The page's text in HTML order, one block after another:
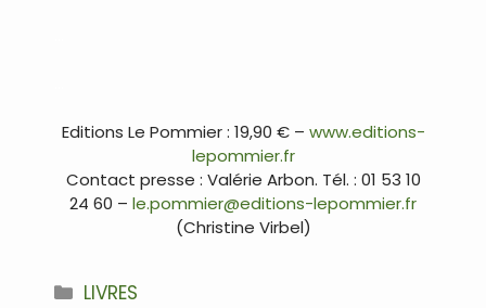
Editions Le Pommier : 19,90 € – www.editions-
lepommier.fr
Contact presse : Valérie Arbon. Tél. : 01 53 10
24 60 – le.pommier@editions-lepommier.fr
(Christine Virbel)
Catégories
LIVRES